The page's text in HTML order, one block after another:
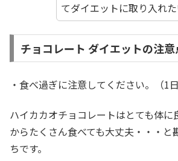
てダイエットに取り入れた
チョコレート ダイエットの注意
・食べ過ぎに注意してください。（1
ハイカカオチョコレートはとても体に
からたくさん食べても大丈夫・・・と
ちです。